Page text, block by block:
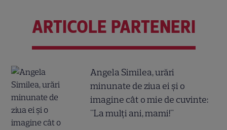
ARTICOLE PARTENERI
Angela Similea, urări
minunate de ziua ei și o
imagine cât o mie de cuvinte:
"La mulți ani, mami!"